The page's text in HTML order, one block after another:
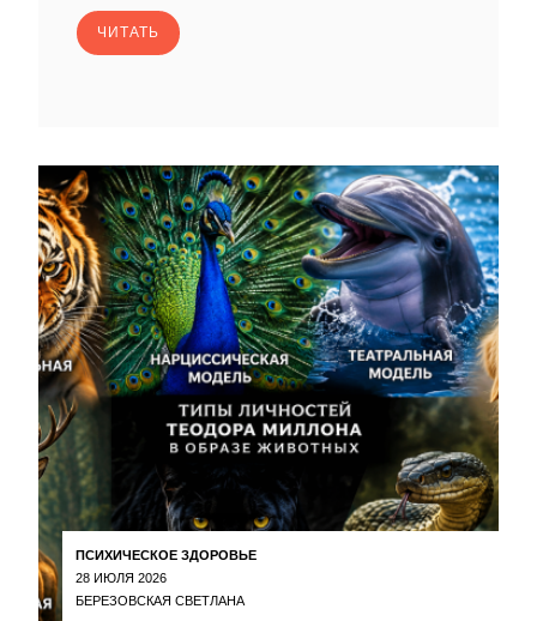
ЧИТАТЬ
ПСИХИЧЕСКОЕ ЗДОРОВЬЕ
28 ИЮЛЯ 2026
БЕРЕЗОВСКАЯ СВЕТЛАНА